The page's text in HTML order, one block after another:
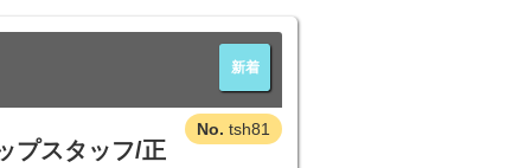
新着
tsh81
プスタッフ/正